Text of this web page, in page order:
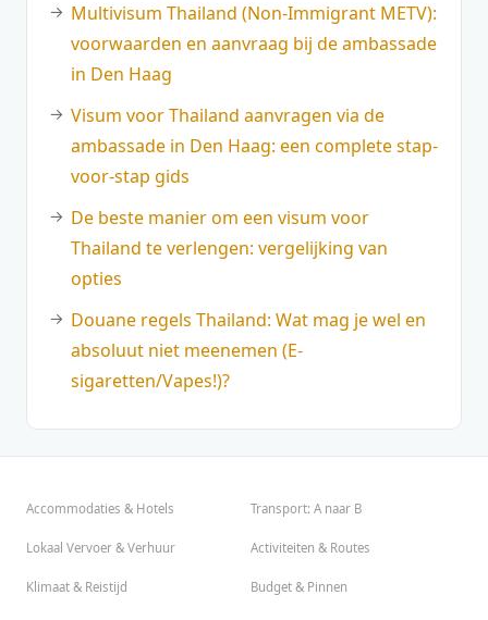
Multivisum Thailand (Non-Immigrant METV):
voorwaarden en aanvraag bij de ambassade
in Den Haag
Visum voor Thailand aanvragen via de
ambassade in Den Haag: een complete stap-
voor-stap gids
De beste manier om een visum voor
Thailand te verlengen: vergelijking van
opties
Douane regels Thailand: Wat mag je wel en
absoluut niet meenemen (E-
sigaretten/Vapes!)?
Accommodaties & Hotels Transport: A naar B
Lokaal Vervoer & Verhuur Activiteiten & Routes
Klimaat & Reistijd Budget & Pinnen